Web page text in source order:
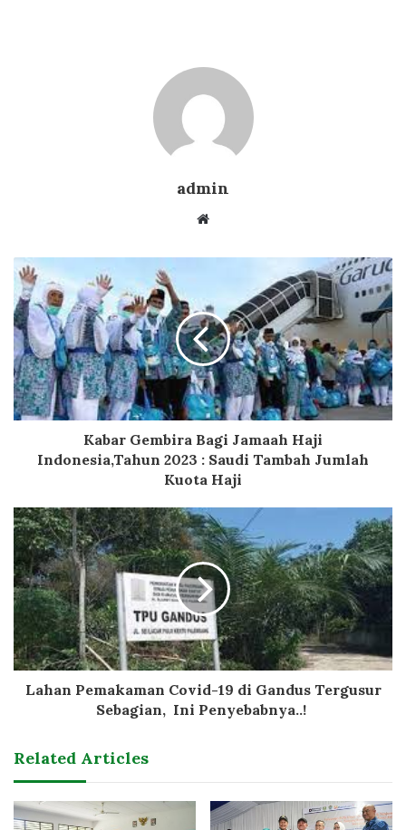
admin
Website
Kabar Gembira Bagi Jamaah Haji
Indonesia,Tahun 2023 : Saudi Tambah Jumlah
Kuota Haji
Lahan Pemakaman Covid-19 di Gandus Tergusur
Sebagian, Ini Penyebabnya..!
Related Articles